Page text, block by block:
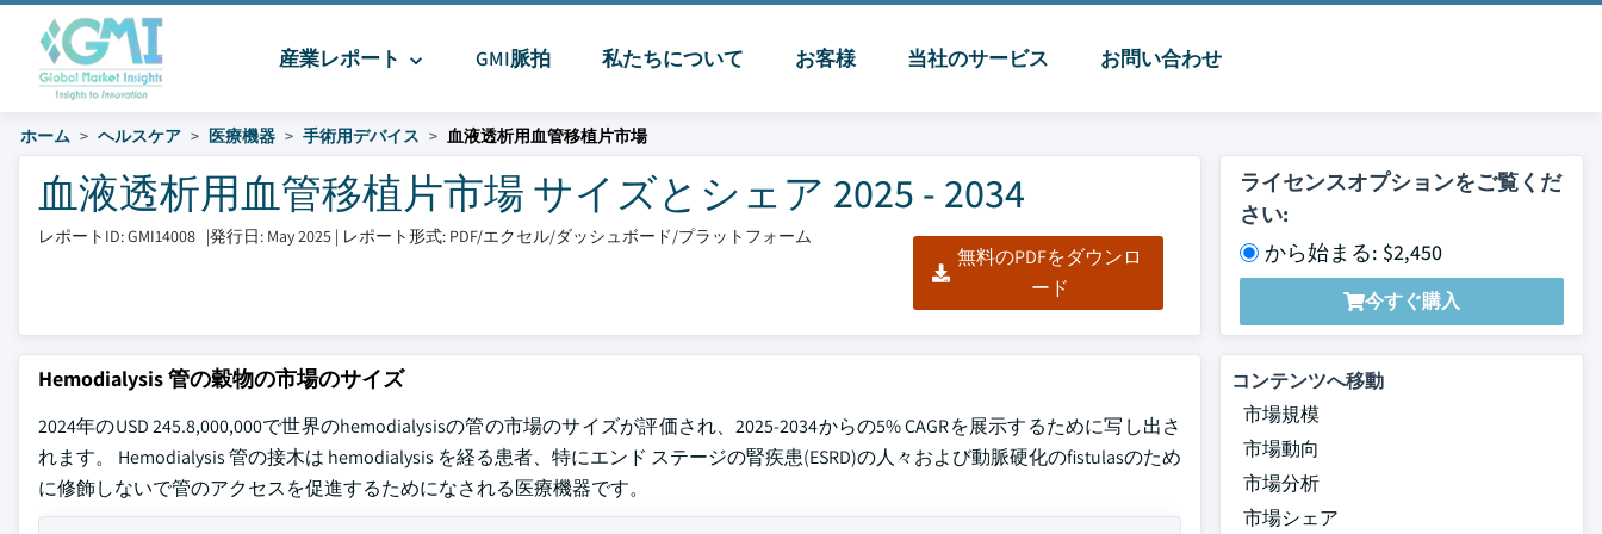
産業レポート GMI脈拍 私たちについて お客様 当社のサービス お問い合わせ
ホーム ヘルスケア 医療機器 手術用デバイス 血液透析用血管移植片市場
血液透析用血管移植片市場 サイズとシェア 2025 - 2034
レポートID: GMI14008 |発行日: May 2025 | レポート形式: PDF/エクセル/ダッシュボード/プラットフォーム
無料のPDFをダウンロ
ード
ライセンスオプションをご覧くだ
さい:
から始まる: $2,450
今すぐ購入
Hemodialysis 管の穀物の市場のサイズ
2024年のUSD 245.8,000,000で世界のhemodialysisの管の市場のサイズが評価され、2025-2034からの5% CAGRを展示するために写し出さ
れます。 Hemodialysis 管の接木は hemodialysis を経る患者、特にエンド ステージの腎疾患(ESRD)の人々および動脈硬化のfistulasのため
に修飾しないで管のアクセスを促進するためになされる医療機器です。
コンテンツへ移動
市場規模
市場動向
市場分析
市場シェア